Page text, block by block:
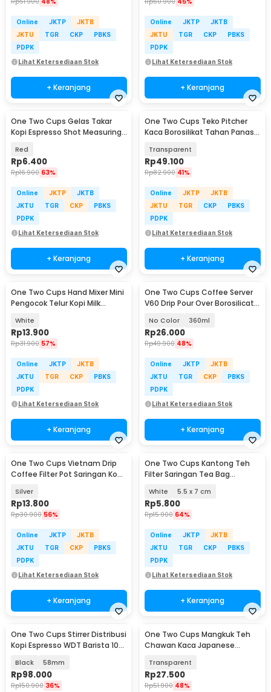
Online JKTP
JKTB
JKTU
TGR CKP
PBKS
PDPK
Lihat Ketersediaan Stok
+ Keranjang
Online JKTP
JKTB
JKTU
TGR CKP
PBKS
PDPK
Lihat Ketersediaan Stok
+ Keranjang
One Two Cups Gelas Takar
Kopi Espresso Shot Measuring
Red
Rp6.400
Rp16.900 63%
Online JKTP
JKTB
JKTU
TGR CKP
PBKS
PDPK
Lihat Ketersediaan Stok
+ Keranjang
One Two Cups Teko Pitcher
Kaca Borosilikat Tahan Panas
Transparent
Rp49.100
Rp82.900 41%
Online JKTP
JKTB
JKTU
TGR CKP
PBKS
PDPK
Lihat Ketersediaan Stok
+ Keranjang
One Two Cups Hand Mixer Mini
Pengocok Telur Kopi Milk
White
Rp13.900
Rp31.900 57%
Online JKTP
JKTB
JKTU
TGR CKP
PBKS
PDPK
Lihat Ketersediaan Stok
+ Keranjang
One Two Cups Coffee Server
V60 Drip Pour Over Borosilicate
No Color 360ml
Rp26.000
Rp49.900 48%
Online JKTP
JKTB
JKTU
TGR CKP
PBKS
PDPK
Lihat Ketersediaan Stok
+ Keranjang
One Two Cups Vietnam Drip
Coffee Filter Pot Saringan Kopi
Silver
Rp13.800
Rp30.900 56%
Online JKTP
JKTB
JKTU
TGR CKP
PBKS
PDPK
Lihat Ketersediaan Stok
+ Keranjang
One Two Cups Kantong Teh
Filter Saringan Tea Bag
White 5.5 x 7 cm
Rp5.800
Rp15.900 64%
Online JKTP
JKTB
JKTU
TGR CKP
PBKS
PDPK
Lihat Ketersediaan Stok
+ Keranjang
One Two Cups Stirrer Distribusi
Kopi Espresso WDT Barista 10
Black 58mm
Rp98.000
Rp150.900 36%
One Two Cups Mangkuk Teh
Chawan Kaca Japanese
Transparent
Rp27.500
Rp51.900 48%